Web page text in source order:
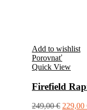
Add to wishlist
Porovnať
Quick View
Firefield
249,00€ 229,00